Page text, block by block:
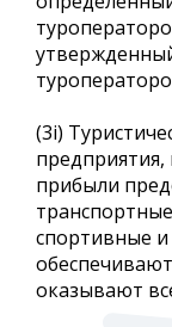
(3i)
прибыли
спортивные и
оказывают